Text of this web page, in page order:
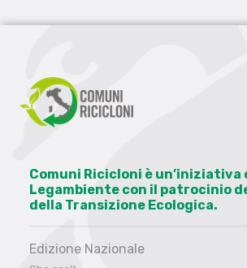
Comuni Ricicloni è un’iniziativa
Legambiente con il patrocinio
della Transizione Ecologica.
Edizione Nazionale